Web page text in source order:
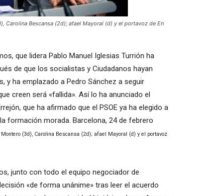
Carolina Bescansa (2d); afael Mayoral (d) y el portavoz de En
que lidera Pablo Manuel Iglesias Turrión ha
de que los socialistas y Ciudadanos hayan
y ha emplazado a Pedro Sánchez a seguir
creen será «fallida». Así lo ha anunciado el
que ha afirmado que el PSOE ya ha elegido a
formación morada. Barcelona, 24 de febrero
(3d), Carolina Bescansa (2d); afael Mayoral (d) y el portavoz
junto con todo el equipo negociador de
«de forma unánime» tras leer el acuerdo